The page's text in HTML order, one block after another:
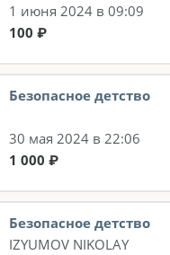
1 июня 2024 в 09:09
100 ₽
Безопасное детство
30 мая 2024 в 22:06
1 000 ₽
Безопасное детство
IZYUMOV NIKOLAY